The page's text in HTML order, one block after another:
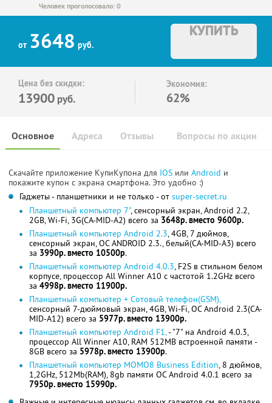
Человек проголосовало: 0
от 3648 руб.
КУПИТЬ
Цена без скидки:
13900 руб.
Экономия:
62%
Основное Отзывы Вопросы по акции
Адреса
Скачайте приложение КупиКупона для IOS или Android и
покажите купон с экрана смартфона. Это удобно :)
Гаджеты - планшетники и не только - от super-secret.ru
Планшетный компьютер 7", сенсорный экран, Android 2.2,
2GB, Wi-Fi, 3G(CA-MID-A2) всего за 3648р. вместо 9600р.
Планшетный компьютер Android 2.3, 4GB, 7 дюймов,
сенсорный экран, ОС ANDROID 2.3., белый(CA-MID-A3) всего
за 3990р. вместо 10500р.
Планшетный компьютер Android 4.0.3, F2S в стильном белом
корпусе, процессор All Winner A10 с частотой 1.2GHz всего
за 4998р. вместо 11900р.
Планшетный компьютер + Сотовый телефон(GSM),
сенсорный 7-дюймовый экран, 4GB, Wi-Fi, OC Android 2.3(CA-
MID-A12) всего за 5977р. вместо 13900р.
Планшетный компьютер Android F1,- "7" на Android 4.0.3,
процессор All Winner A10, RAM 512MB встроенной памяти -
8GB всего за 5978р. вместо 13900р.
Планшетный компьютер MOMO8 Business Edition, 8 дюймов,
1,2GHz, 512Mb(RAM), 8gb памяти ОС Android 4.0.1 всего за
7950р. вместо 15990р.